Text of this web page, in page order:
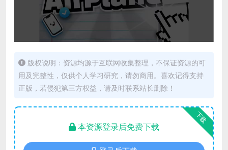
版权说明：资源均源于互联网收集整理，不保证资源的可
用及完整性，仅供个人学习研究，请勿商用。喜欢记得支持
正版，若侵犯第三方权益，请及时联系站长删除！
下载
本资源登录后免费下载